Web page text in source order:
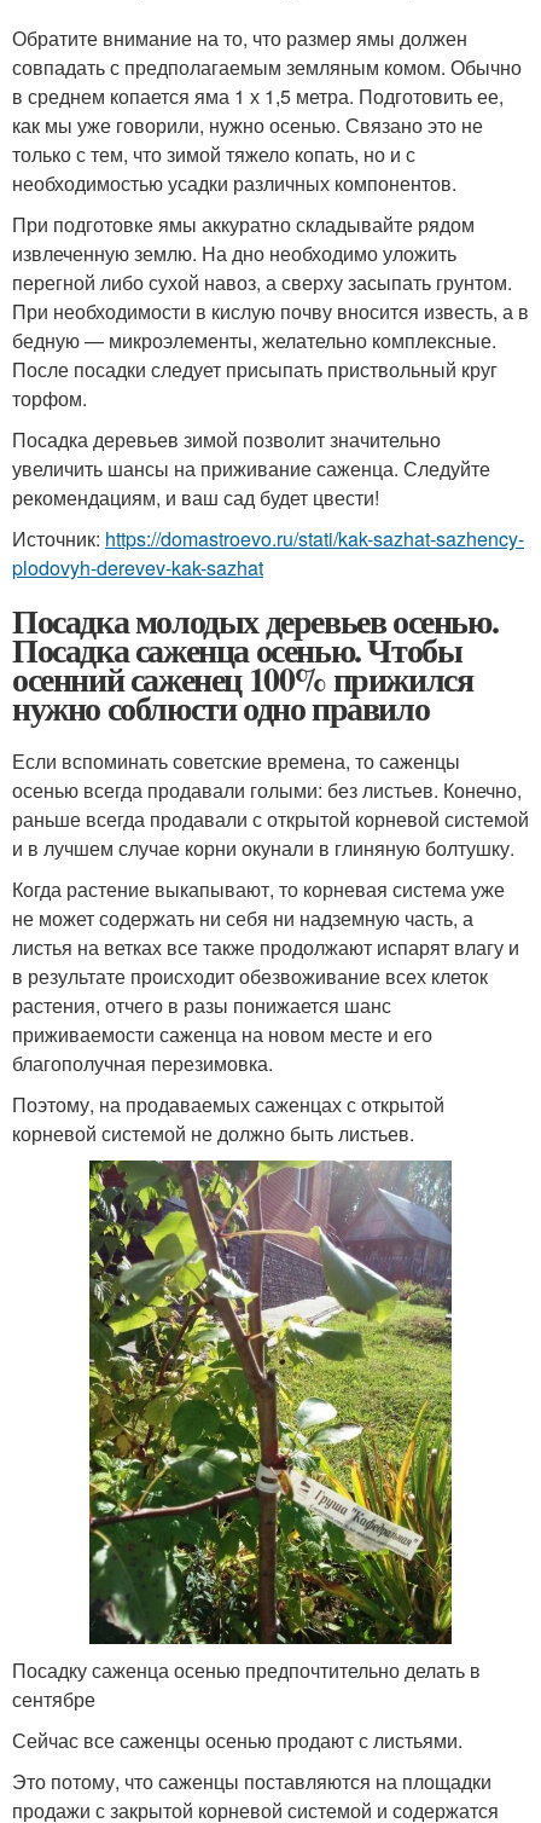
Обратите внимание на то, что размер ямы должен
совпадать с предполагаемым земляным комом. Обычно
в среднем копается яма 1 х 1,5 метра. Подготовить ее,
как мы уже говорили, нужно осенью. Связано это не
только с тем, что зимой тяжело копать, но и с
необходимостью усадки различных компонентов.
При подготовке ямы аккуратно складывайте рядом
извлеченную землю. На дно необходимо уложить
перегной либо сухой навоз, а сверху засыпать грунтом.
При необходимости в кислую почву вносится известь, а в
бедную — микроэлементы, желательно комплексные.
После посадки следует присыпать приствольный круг
торфом.
Посадка деревьев зимой позволит значительно
увеличить шансы на приживание саженца. Следуйте
рекомендациям, и ваш сад будет цвести!
Источник: https://domastroevo.ru/stati/kak-sazhat-sazhency-
plodovyh-derevev-kak-sazhat
Посадка молодых деревьев осенью.
Посадка саженца осенью. Чтобы
осенний саженец 100% прижился
нужно соблюсти одно правило
Если вспоминать советские времена, то саженцы
осенью всегда продавали голыми: без листьев. Конечно,
раньше всегда продавали с открытой корневой системой
и в лучшем случае корни окунали в глиняную болтушку.
Когда растение выкапывают, то корневая система уже
не может содержать ни себя ни надземную часть, а
листья на ветках все также продолжают испарят влагу и
в результате происходит обезвоживание всех клеток
растения, отчего в разы понижается шанс
приживаемости саженца на новом месте и его
благополучная перезимовка.
Поэтому, на продаваемых саженцах с открытой
корневой системой не должно быть листьев.
Посадку саженца осенью предпочтительно делать в
сентябре
Сейчас все саженцы осенью продают с листьями.
Это потому, что саженцы поставляются на площадки
продажи с закрытой корневой системой и содержатся